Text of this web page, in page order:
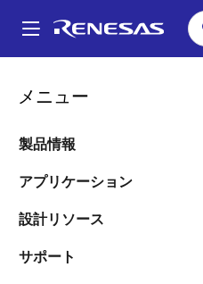
ン
メニュー
製品情報
アプリケーション
設計リソース
サポート
弊社ウェブサ
ご意見
当社のWebサイトに関する